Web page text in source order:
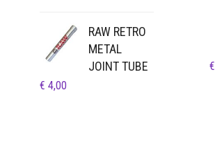
RAW RETRO
METAL
JOINT TUBE
€ 4,00
€